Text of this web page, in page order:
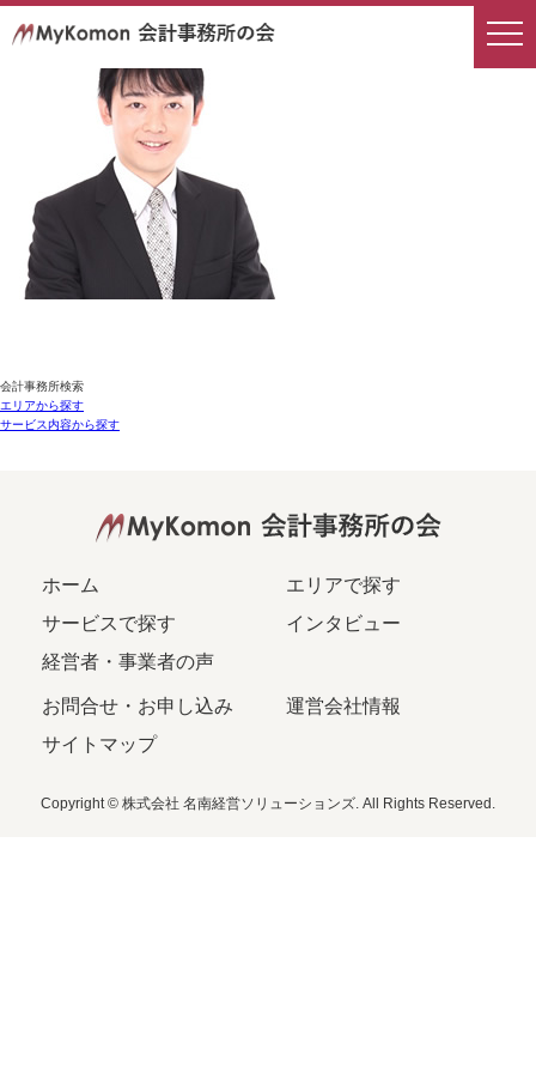
会計事務所検索
エリアから探す
サービス内容から探す
ホーム
エリアで探す
サービスで探す
インタビュー
経営者・事業者の声
お問合せ・お申し込み
運営会社情報
サイトマップ
Copyright © 株式会社 名南経営ソリューションズ. All Rights Reserved.